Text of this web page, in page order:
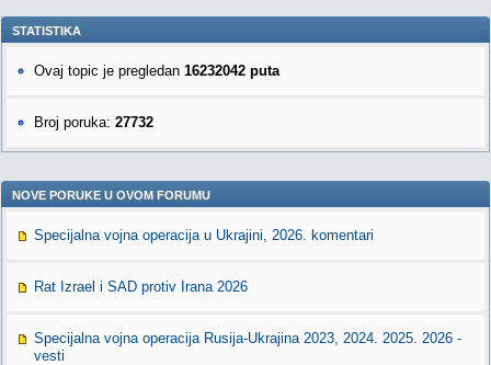
STATISTIKA
Ovaj topic je pregledan 16232042 puta
Broj poruka: 27732
NOVE PORUKE U OVOM FORUMU
Specijalna vojna operacija u Ukrajini, 2026. komentari
Rat Izrael i SAD protiv Irana 2026
Specijalna vojna operacija Rusija-Ukrajina 2023, 2024. 2025. 2026 -
vesti